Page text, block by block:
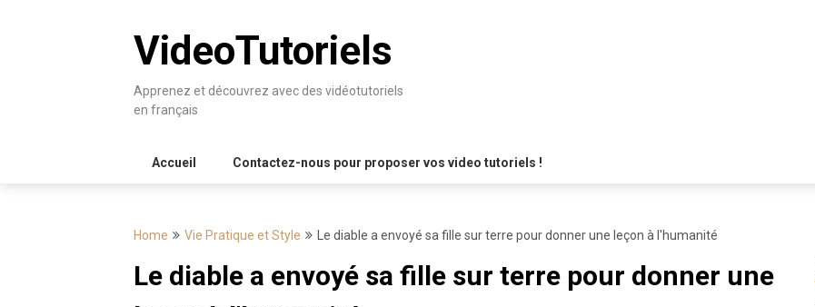
VideoTutoriels
Apprenez et découvrez avec des vidéotutoriels
en français
Accueil Contactez-nous pour proposer vos video tutoriels !
Home Vie Pratique et Style Le diable a envoyé sa fille sur terre pour donner une leçon à l'humanité
Le diable a envoyé sa fille sur terre pour donner une